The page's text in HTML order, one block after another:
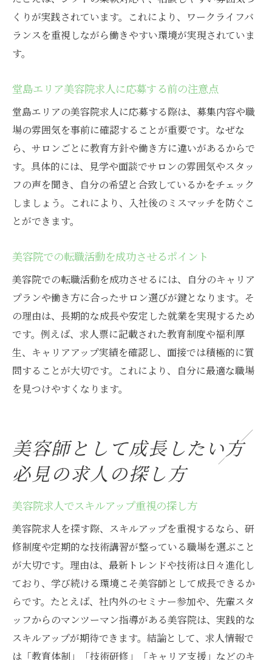
くりが実践されています。これにより、ワークライフバ
ランスを重視しながら働きやすい環境が実現されていま
す。
堂島エリア美容院求人に応募する前の注意点
堂島エリアの美容院求人に応募する際は、募集内容や職
場の雰囲気を事前に確認することが重要です。なぜな
ら、サロンごとに教育方針や働き方に違いがあるからで
す。具体的には、見学や面談でサロンの雰囲気やスタッ
フの声を聞き、自分の希望と合致しているかをチェック
しましょう。これにより、入社後のミスマッチを防ぐこ
とができます。
美容院での転職活動を成功させるポイント
美容院での転職活動を成功させるには、自分のキャリア
プランや働き方に合ったサロン選びが鍵となります。そ
の理由は、長期的な成長や安定した就業を実現するため
です。例えば、求人票に記載された教育制度や福利厚
生、キャリアアップ実績を確認し、面接では積極的に質
問することが大切です。これにより、自分に最適な職場
を見つけやすくなります。
美容師として成長したい方
必見の求人の探し方
美容院求人でスキルアップ重視の探し方
美容院求人を探す際、スキルアップを重視するなら、研
修制度や定期的な技術講習が整っている職場を選ぶこと
が大切です。理由は、最新トレンドや技術は日々進化し
ており、学び続ける環境こそ美容師として成長できるか
らです。たとえば、社内外のセミナー参加や、先輩スタ
ッフからのマンツーマン指導がある美容院は、実践的な
スキルアップが期待できます。結論として、求人情報で
は「教育体制」「技術研修」「キャリア支援」などのキ